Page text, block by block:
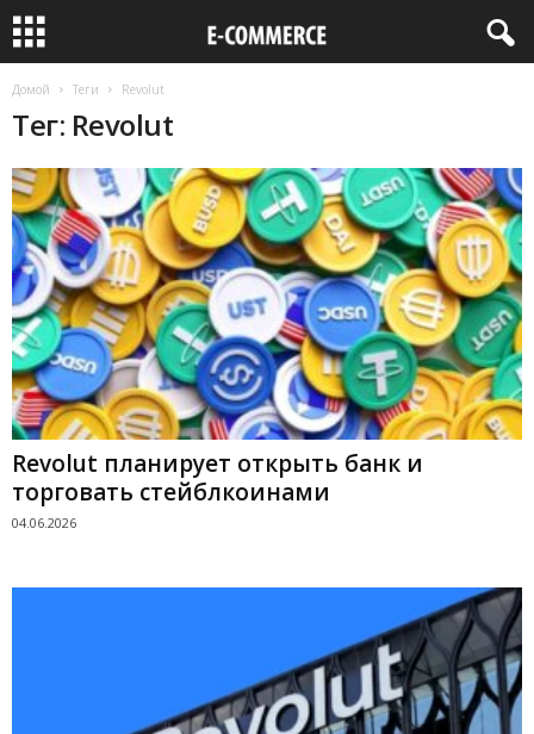
Домой Теги Revolut
Тег: Revolut
Revolut планирует открыть банк и
торговать стейблкоинами
04.06.2026